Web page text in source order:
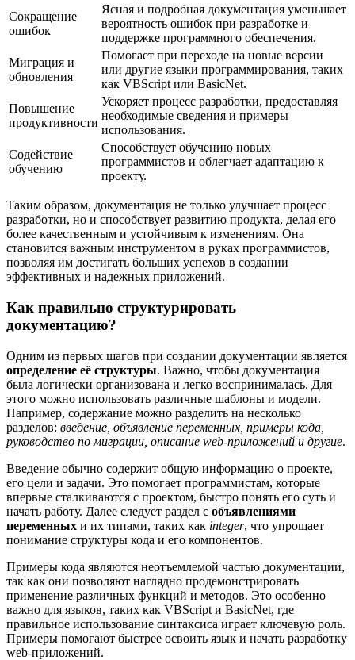
Сокращение
ошибок
Ясная и подробная документация уменьшает
вероятность ошибок при разработке и
поддержке программного обеспечения.
Миграция и
обновления
Помогает при переходе на новые версии
или другие языки программирования, таких
как VBScript или BasicNet.
Повышение
продуктивности
Ускоряет процесс разработки, предоставляя
необходимые сведения и примеры
использования.
Содействие
обучению
Способствует обучению новых
программистов и облегчает адаптацию к
проекту.
Таким образом, документация не только улучшает процесс
разработки, но и способствует развитию продукта, делая его
более качественным и устойчивым к изменениям. Она
становится важным инструментом в руках программистов,
позволяя им достигать больших успехов в создании
эффективных и надежных приложений.
Как правильно структурировать
документацию?
Одним из первых шагов при создании документации является
определение её структуры. Важно, чтобы документация
была логически организована и легко воспринималась. Для
этого можно использовать различные шаблоны и модели.
Например, содержание можно разделить на несколько
разделов: введение, объявление переменных, примеры кода,
руководство по миграции, описание web-приложений и другие.
Введение обычно содержит общую информацию о проекте,
его цели и задачи. Это помогает программистам, которые
впервые сталкиваются с проектом, быстро понять его суть и
начать работу. Далее следует раздел с объявлениями
переменных и их типами, таких как integer, что упрощает
понимание структуры кода и его компонентов.
Примеры кода являются неотъемлемой частью документации,
так как они позволяют наглядно продемонстрировать
применение различных функций и методов. Это особенно
важно для языков, таких как VBScript и BasicNet, где
правильное использование синтаксиса играет ключевую роль.
Примеры помогают быстрее освоить язык и начать разработку
web-приложений.